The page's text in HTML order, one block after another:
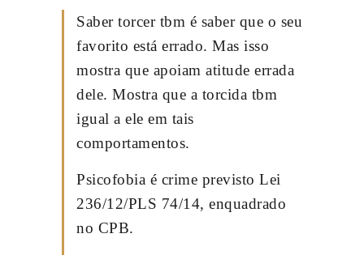
Saber torcer tbm é saber que o seu
favorito está errado. Mas isso
mostra que apoiam atitude errada
dele. Mostra que a torcida tbm
igual a ele em tais
comportamentos.
Psicofobia é crime previsto Lei
236/12/PLS 74/14, enquadrado
no CPB.